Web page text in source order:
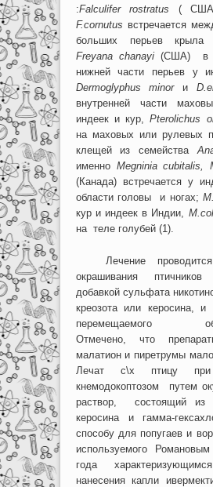
:Falculifer rostratus (
F.cornutus встречается
больших перьев крыла
Freyana chanayi(США) в
нижней части перьев у
Dermoglyphus
minorи D.
внутренней части
индеек и кур,Pterolichus
на маховых или рулевых
клещей из семейства
именно Megninia cubitalis ,
(Канада) встречается у
области головы и ногах; M
кур и индеек в Индии, M.
на теле голубей (1).
Лечение проводится
окрашивания
добавкой сульфата
креозота или керосина, и
перемещаемого
Отмечено, что
малатион и пиретрумы
Лечат с\х птицу при
кнемодокоптозом путем
раствор, состоящий из
керосина и гамма-
способу для попугаев и
используемого
года
нанесения капли